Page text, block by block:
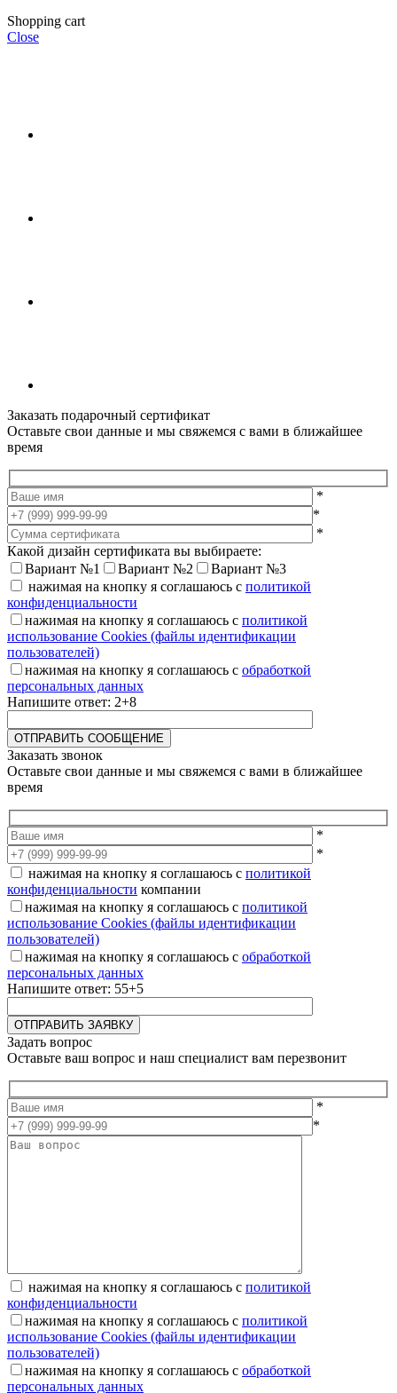
Shopping cart
Close
Заказать подарочный сертификат
Оставьте свои данные и мы свяжемся с вами в ближайшее
время
*
*
*
Какой дизайн сертификата вы выбираете:
Вариант №1
Вариант №2
Вариант №3
нажимая на кнопку я соглашаюсь с политикой
конфиденциальности
нажимая на кнопку я соглашаюсь с политикой
использование Cookies (файлы идентификации
пользователей)
нажимая на кнопку я соглашаюсь с обработкой
персональных данных
Напишите ответ: 2+8
Заказать звонок
Оставьте свои данные и мы свяжемся с вами в ближайшее
время
*
*
нажимая на кнопку я соглашаюсь с политикой
конфиденциальности компании
нажимая на кнопку я соглашаюсь с политикой
использование Cookies (файлы идентификации
пользователей)
нажимая на кнопку я соглашаюсь с обработкой
персональных данных
Напишите ответ: 55+5
Задать вопрос
Оставьте ваш вопрос и наш специалист вам перезвонит
*
*
нажимая на кнопку я соглашаюсь с политикой
конфиденциальности
нажимая на кнопку я соглашаюсь с политикой
использование Cookies (файлы идентификации
пользователей)
нажимая на кнопку я соглашаюсь с обработкой
персональных данных